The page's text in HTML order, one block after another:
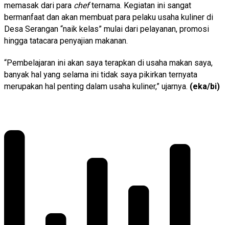
memasak dari para chefternama. Kegiatan ini sangat
bermanfaat dan akan membuat para pelaku usaha kuliner di
Desa Serangan “naik kelas” mulai dari pelayanan, promosi
hingga tatacara penyajian makanan.
“Pembelajaran ini akan saya terapkan di usaha makan saya,
banyak hal yang selama ini tidak saya pikirkan ternyata
merupakan hal penting dalam usaha kuliner,” ujarnya. (eka/bi)